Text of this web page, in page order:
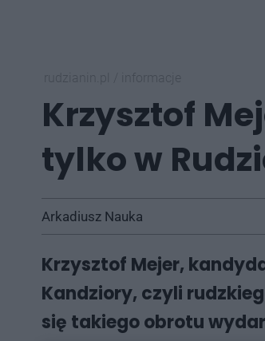
Krzysztof
tylko w
Arkadiusz Nauka
Krzysztof Mejer,
Kandziory, czyli
się takiego obrotu